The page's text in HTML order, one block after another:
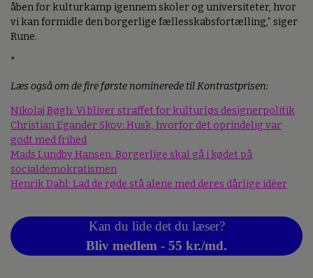
åben for kulturkamp igennem skoler og universiteter, hvor
vi kan formidle den borgerlige fællesskabsfortælling,” siger
Rune.
*
Læs også om de fire første nominerede til Kontrastprisen:
Nikolaj Bøgh: Vi bliver straffet for kulturløs designerpolitik
Christian Egander Skov: Husk, hvorfor det oprindelig var
godt med frihed
Mads Lundby Hansen: Borgerlige skal gå i kødet på
socialdemokratismen
Henrik Dahl: Lad de røde stå alene med deres dårlige idéer
Kan du lide det du læser?
Bliv medlem - 55 kr./md.